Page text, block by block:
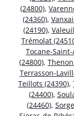
(24800),
(24360),
(24190),
Trémolat
Tocane-
(24800),
Terrasson-
Teillots (24390),
(24400),
(24460),